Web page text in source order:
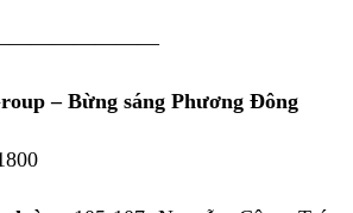
– Bừng sáng Phương Đông